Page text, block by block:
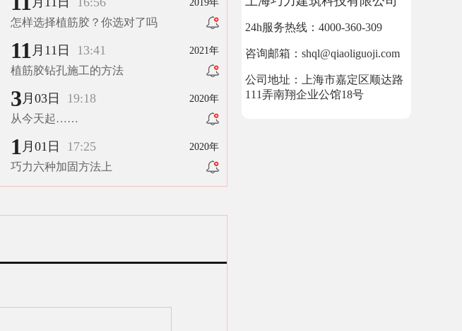
2019年
怎样选择植筋胶？你选对了吗
11 月11日 13:41 2021年
植筋胶钻孔施工的方法
3 月03日 19:18 2020年
从今天起……
1 月01日 17:25 2020年
巧力六种加固方法上
24h服务热线：4000-360-309
咨询邮箱：shql@qiaoliguoji.com
公司地址：上海市嘉定区顺达路
111弄南翔企业公馆18号